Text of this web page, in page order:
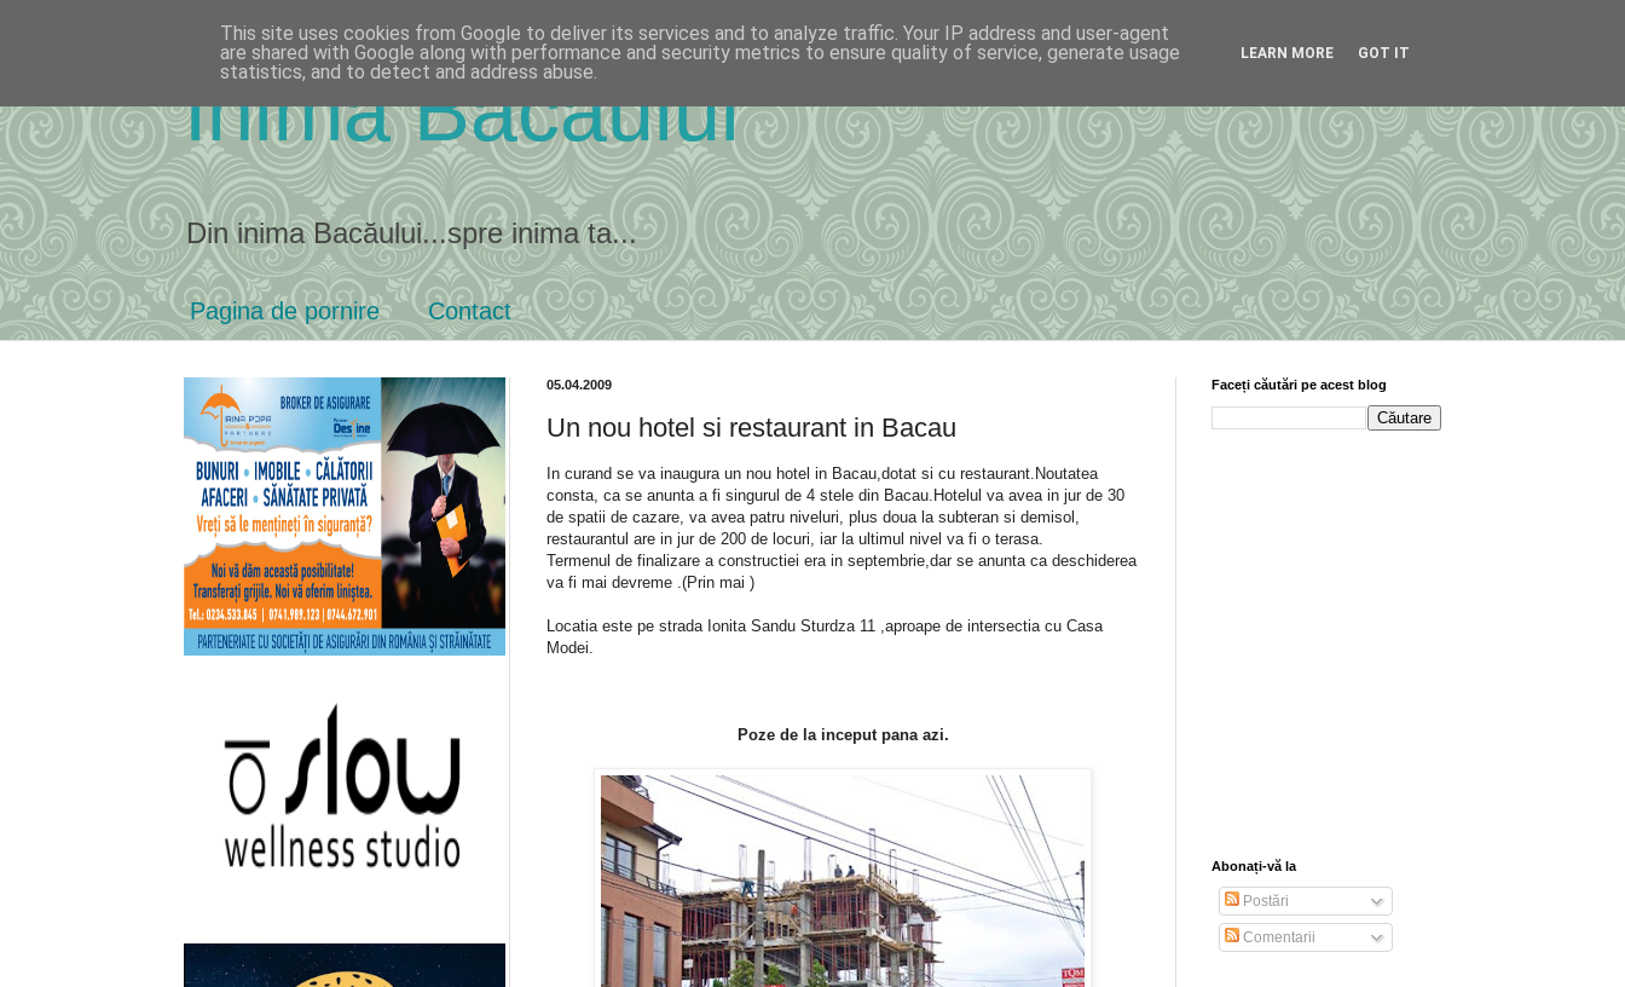
Inima Bacăului
Din inima Bacăului...spre inima ta...
Pagina de pornire Contact
05.04.2009
Un nou hotel si restaurant in Bacau
In curand se va inaugura un nou hotel in Bacau,dotat si cu restaurant.Noutatea
consta, ca se anunta a fi singurul de 4 stele din Bacau.Hotelul va avea in jur de 30
de spatii de cazare, va avea patru niveluri, plus doua la subteran si demisol,
restaurantul are in jur de 200 de locuri, iar la ultimul nivel va fi o terasa.
Termenul de finalizare a constructiei era in septembrie,dar se anunta ca deschiderea
va fi mai devreme .(Prin mai )
Locatia este pe strada Ionita Sandu Sturdza 11 ,aproape de intersectia cu Casa
Modei.
Poze de la inceput pana azi.
Faceți căutări pe acest blog
Abonați-vă la
Postări
Comentarii
This site uses cookies from Google to deliver its services and to analyze traffic. Your IP address and user-agent
are shared with Google along with performance and security metrics to ensure quality of service, generate usage
statistics, and to detect and address abuse.
LEARN MORE GOT IT